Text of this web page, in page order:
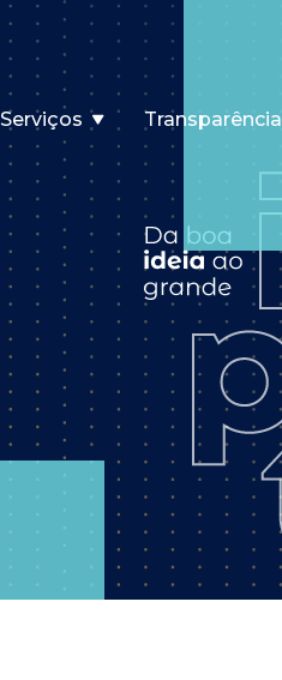
Serviços Transparência